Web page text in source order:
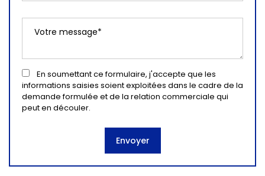
En soumettant ce formulaire, j'accepte que les
informations saisies soient exploitées dans le cadre de la
demande formulée et de la relation commerciale qui
peut en découler.